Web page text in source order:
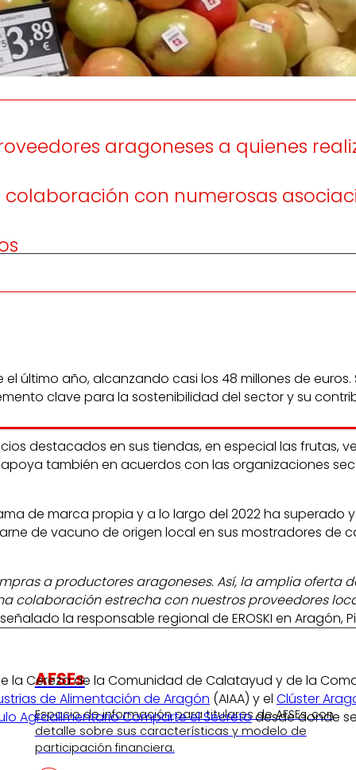
AFSEs
Espacio de información para titulares de AFSEs, con
detalle sobre sus características y modelo de
participación financiera.
aragoneses a quienes
con numerosas
año, alcanzando casi los 48 millones de euros.
clave para la sostenibilidad del sector y su
destacados en sus tiendas, en especial las frutas,
también en acuerdos con las organizaciones
de marca propia y a lo largo del 2022 ha superado
de vacuno de origen local en sus mostradores de
a productores aragoneses. Así, la amplia oferta
colaboración estrecha con nuestros proveedores
la responsable regional de EROSKI en Aragón,
la Cereza de la Comunidad de Calatayud y de la
de Alimentación de Aragón (AIAA) y el Clúster
Agroalimentario Comparte el Secretodesde donde